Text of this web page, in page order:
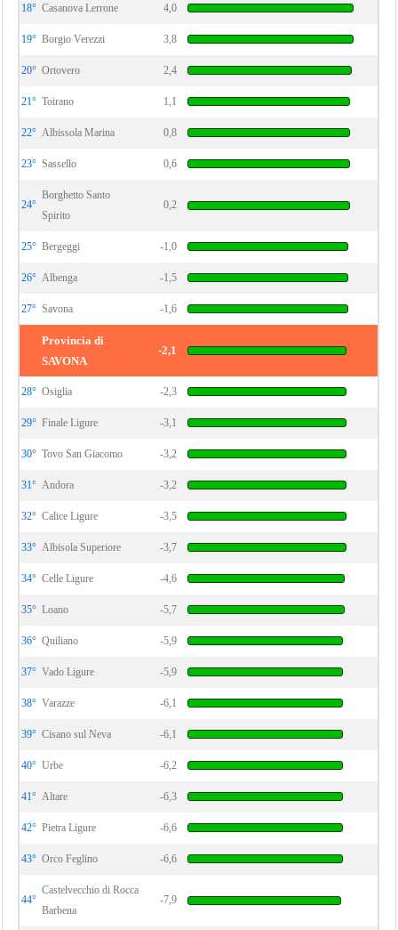
18° Casanova Lerrone 4,0
19° Borgio Verezzi 3,8
20° Ortovero 2,4
21° Toirano 1,1
22° Albissola Marina 0,8
23° Sassello 0,6
24°
Borghetto Santo
Spirito
0,2
25° Bergeggi -1,0
26° Albenga -1,5
27° Savona -1,6
Provincia di
SAVONA
-2,1
28° Osiglia -2,3
29° Finale Ligure -3,1
30° Tovo San Giacomo -3,2
31° Andora -3,2
32° Calice Ligure -3,5
33° Albisola Superiore -3,7
34° Celle Ligure -4,6
35° Loano -5,7
36° Quiliano -5,9
37° Vado Ligure -5,9
38° Varazze -6,1
39° Cisano sul Neva -6,1
40° Urbe -6,2
41° Altare -6,3
42° Pietra Ligure -6,6
43° Orco Feglino -6,6
44°
Castelvecchio di Rocca
Barbena
-7,9